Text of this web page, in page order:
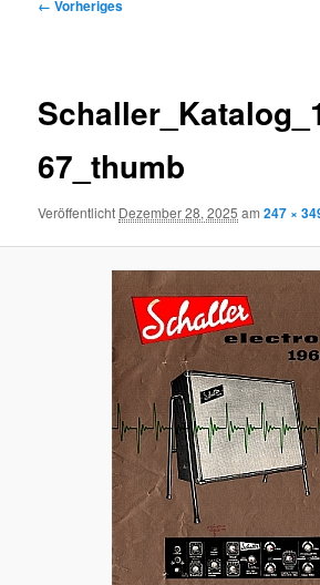
← Vorheriges
67_thumb
Veröffentlicht Dezember 28, 2025 am247 ×